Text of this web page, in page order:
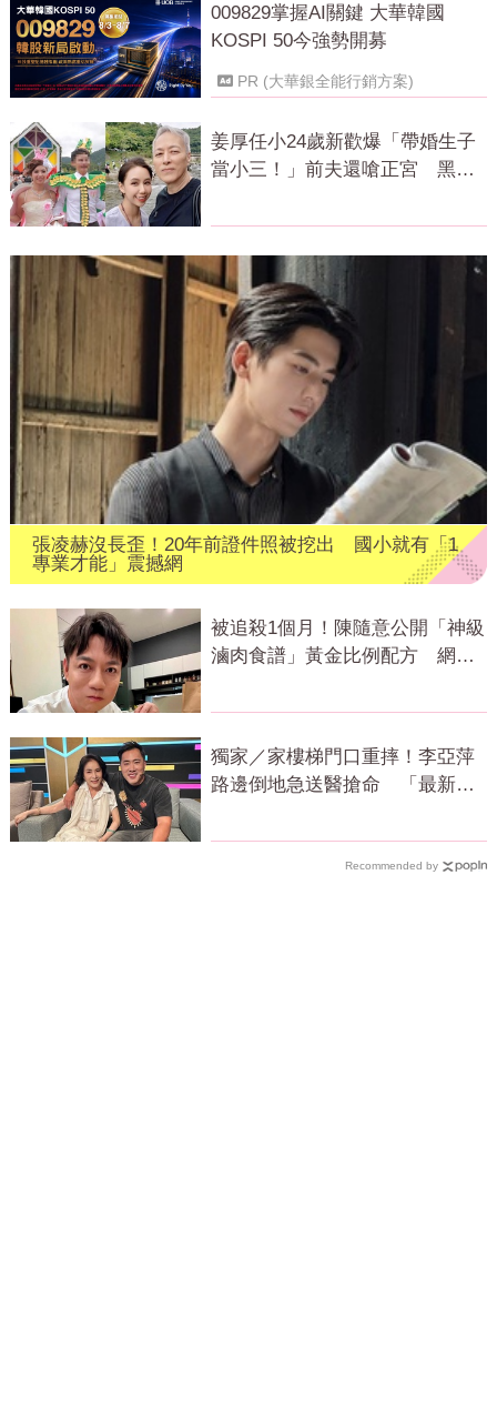
009829掌握AI關鍵 大華韓國
KOSPI 50今強勢開募
PR (大華銀全能行銷方案)
姜厚任小24歲新歡爆「帶婚生子
當小三！」前夫還嗆正宮 黑歷
張凌赫沒長歪！20年前證件照被挖出 國小就有「1
專業才能」震撼網
被追殺1個月！陳隨意公開「神級
滷肉食譜」黃金比例配方 網全
獨家／家樓梯門口重摔！李亞萍
路邊倒地急送醫搶命 「最新傷
Recommended by